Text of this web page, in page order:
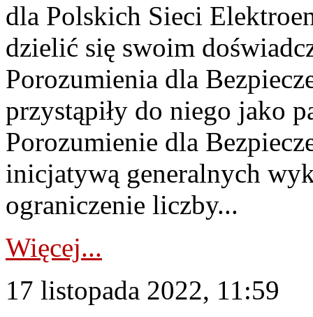
dla Polskich Sieci
dzielić się swoim
Porozumienia dla
przystąpiły do niego jako
Porozumienie dla
inicjatywą generalnych
ograniczenie liczby...
Więcej...
17 listopada 2022, 11:59